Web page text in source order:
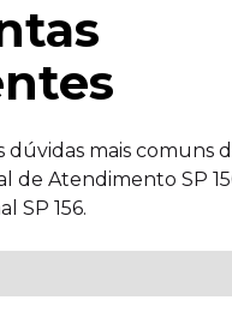
dúvidas mais comuns
de Atendimento SP
SP 156.